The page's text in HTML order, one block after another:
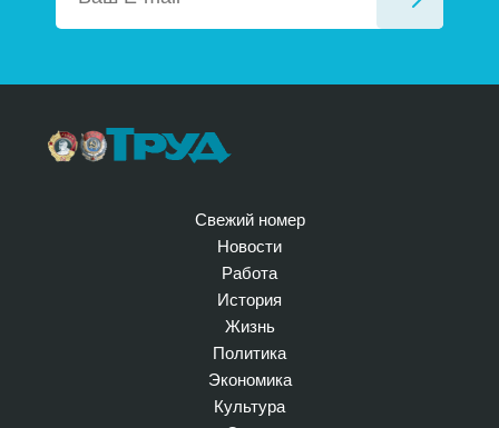
Свежий номер
Новости
Работа
История
Жизнь
Политика
Экономика
Культура